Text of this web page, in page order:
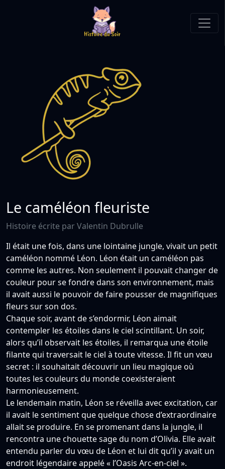
Le caméléon fleuriste
Histoire écrite par Valentin Dubrulle
Il était une fois, dans une lointaine jungle, vivait un petit
caméléon nommé Léon. Léon était un caméléon pas
comme les autres. Non seulement il pouvait changer de
couleur pour se fondre dans son environnement, mais
il avait aussi le pouvoir de faire pousser de magnifiques
fleurs sur son dos.
Chaque soir, avant de s’endormir, Léon aimait
contempler les étoiles dans le ciel scintillant. Un soir,
alors qu’il observait les étoiles, il remarqua une étoile
filante qui traversait le ciel à toute vitesse. Il fit un vœu
secret : il souhaitait découvrir un lieu magique où
toutes les couleurs du monde coexisteraient
harmonieusement.
Le lendemain matin, Léon se réveilla avec excitation, car
il avait le sentiment que quelque chose d’extraordinaire
allait se produire. En se promenant dans la jungle, il
rencontra une chouette sage du nom d’Olivia. Elle avait
entendu parler du vœu de Léon et lui dit qu’il y avait un
endroit légendaire appelé « l’Oasis Arc-en-ciel ».